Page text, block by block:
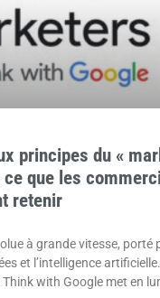
principes du «
ce que les
retenir
à grande vitesse, porté
et l’intelligence
with Google met en